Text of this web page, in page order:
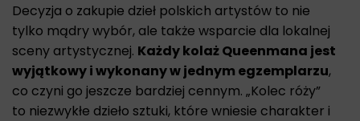
Decyzja o zakupie dzieł polskich artystów to nie
tylko mądry wybór, ale także wsparcie dla lokalnej
sceny artystycznej. Każdy kolaż Queenmana jest
wyjątkowy i wykonany w jednym egzemplarzu,
co czyni go jeszcze bardziej cennym. „Kolec róży”
to niezwykłe dzieło sztuki, które wniesie charakter i